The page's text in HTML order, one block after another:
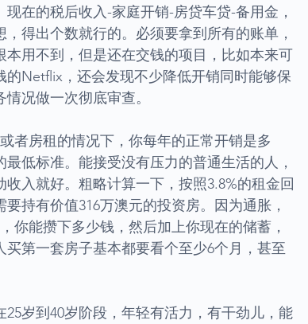
在的税后收入-家庭开销-房贷车贷-备用金，
得出个数就行的。必须要拿到所有的账单，
用不到，但是还在交钱的项目，比如本来可
Netflix，还会发现不少降低开销同时能够保
况做一次彻底审查。
者房租的情况下，你每年的正常开销是多
低标准。能接受没有压力的普通生活的人，
入就好。粗略计算一下，按照3.8%的租金回
持有价值316万澳元的投资房。因为通胀，
你能攒下多少钱，然后加上你现在的储蓄，
第一套房子基本都要看个至少6个月，甚至
岁到40岁阶段，年轻有活力，有干劲儿，能